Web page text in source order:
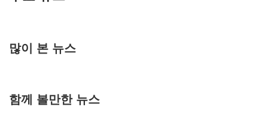
많이 본 뉴스
함께 볼만한 뉴스